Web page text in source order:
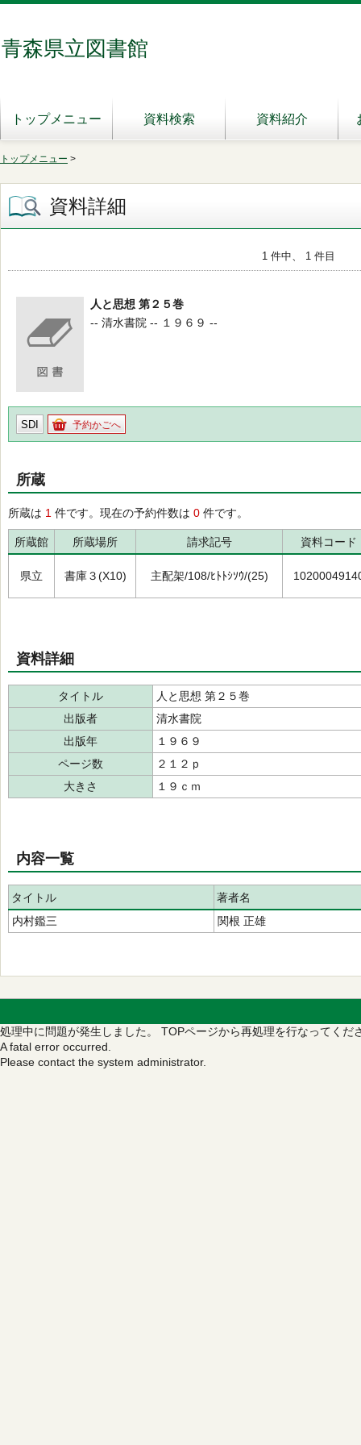
青森県立図書館
トップメニュー 資料検索 資料紹介
トップメニュー >
資料詳細
1 件中、 1 件目
人と思想 第２５巻
-- 清水書院 -- １９６９ --
SDI 予約かごへ
所蔵
所蔵は 1 件です。現在の予約件数は 0 件です。
所蔵館 所蔵場所 請求記号 資料コード
県立 書庫３(X10) 主配架/108/ﾋﾄﾄｼｿｳ/(25)
資料詳細
タイトル
人と思想 第２５巻
出版者
清水書院
出版年
１９６９
ページ数
２１２ｐ
大きさ
１９ｃｍ
内容一覧
タイトル
著者名
内村鑑三
関根 正雄
処理中に問題が発生しました。 TOPページから再処理を行なってくだ
A fatal error occurred.
Please contact the system administrator.